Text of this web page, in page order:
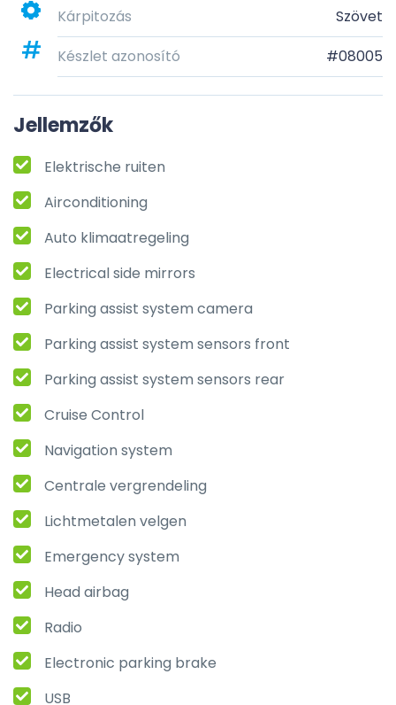
Kárpitozás
Szövet
Készlet azonosító
#08005
Jellemzők
Elektrische ruiten
Airconditioning
Auto klimaatregeling
Electrical side mirrors
Parking assist system camera
Parking assist system sensors front
Parking assist system sensors rear
Cruise Control
Navigation system
Centrale vergrendeling
Lichtmetalen velgen
Emergency system
Head airbag
Radio
Electronic parking brake
USB